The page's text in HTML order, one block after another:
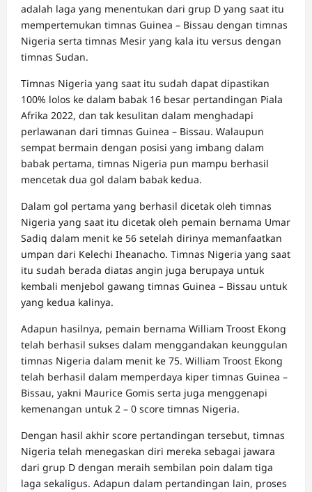
adalah laga yang menentukan dari grup D yang saat itu
mempertemukan timnas Guinea – Bissau dengan timnas
Nigeria serta timnas Mesir yang kala itu versus dengan
timnas Sudan.
Timnas Nigeria yang saat itu sudah dapat dipastikan
100% lolos ke dalam babak 16 besar pertandingan Piala
Afrika 2022, dan tak kesulitan dalam menghadapi
perlawanan dari timnas Guinea – Bissau. Walaupun
sempat bermain dengan posisi yang imbang dalam
babak pertama, timnas Nigeria pun mampu berhasil
mencetak dua gol dalam babak kedua.
Dalam gol pertama yang berhasil dicetak oleh timnas
Nigeria yang saat itu dicetak oleh pemain bernama Umar
Sadiq dalam menit ke 56 setelah dirinya memanfaatkan
umpan dari Kelechi Iheanacho. Timnas Nigeria yang saat
itu sudah berada diatas angin juga berupaya untuk
kembali menjebol gawang timnas Guinea – Bissau untuk
yang kedua kalinya.
Adapun hasilnya, pemain bernama William Troost Ekong
telah berhasil sukses dalam menggandakan keunggulan
timnas Nigeria dalam menit ke 75. William Troost Ekong
telah berhasil dalam memperdaya kiper timnas Guinea –
Bissau, yakni Maurice Gomis serta juga menggenapi
kemenangan untuk 2 – 0 score timnas Nigeria.
Dengan hasil akhir score pertandingan tersebut, timnas
Nigeria telah menegaskan diri mereka sebagai jawara
dari grup D dengan meraih sembilan poin dalam tiga
laga sekaligus. Adapun dalam pertandingan lain, proses